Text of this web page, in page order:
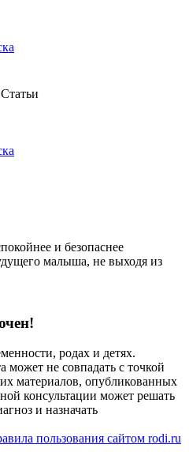
Статьи
и безопаснее
малыша, не выходя из
родах и детях.
не совпадать с точкой
материалов, опубликованных
консультации может решать
и назначать
пользования сайтом rodi.ru